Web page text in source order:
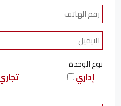
نوع الوحدة
إداري